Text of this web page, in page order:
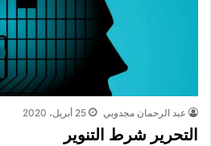
عبد الرحمان مجدوبي 25 أبريل، 2020
التحرير شرط التنوير